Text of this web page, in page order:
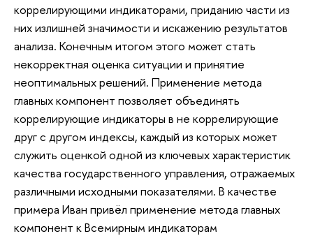
коррелирующими индикаторами, приданию части из
них излишней значимости и искажению результатов
анализа. Конечным итогом этого может стать
некорректная оценка ситуации и принятие
неоптимальных решений. Применение метода
главных компонент позволяет объединять
коррелирующие индикаторы в не коррелирующие
друг с другом индексы, каждый из которых может
служить оценкой одной из ключевых характеристик
качества государственного управления, отражаемых
различными исходными показателями. В качестве
примера Иван привёл применение метода главных
компонент к Всемирным индикаторам